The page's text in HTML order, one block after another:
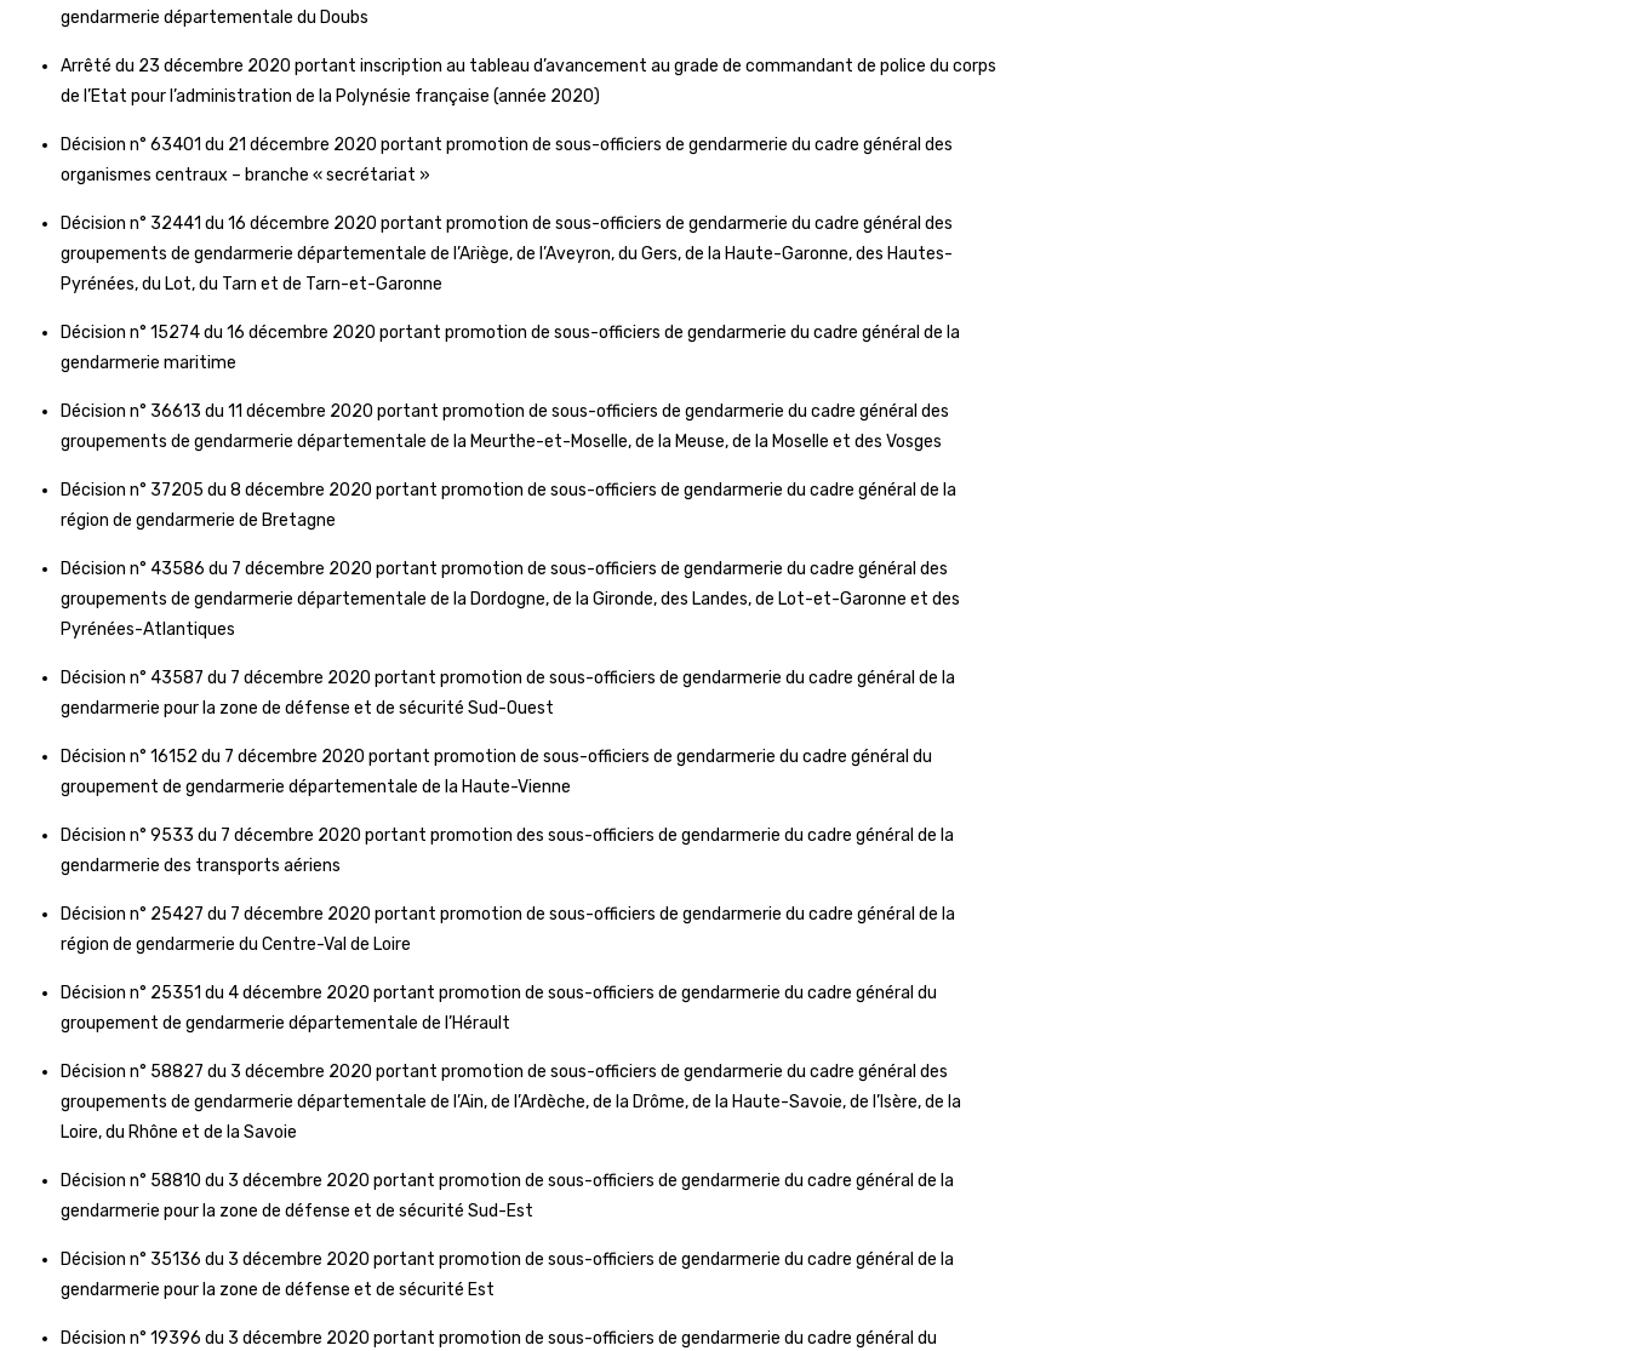
gendarmerie départementale du Doubs
Arrêté du 23 décembre 2020 portant inscription au tableau d’avancement au grade de commandant de police du corps
de l’Etat pour l’administration de la Polynésie française (année 2020)
Décision n° 63401 du 21 décembre 2020 portant promotion de sous-officiers de gendarmerie du cadre général des
organismes centraux – branche « secrétariat »
Décision n° 32441 du 16 décembre 2020 portant promotion de sous-officiers de gendarmerie du cadre général des
groupements de gendarmerie départementale de l’Ariège, de l’Aveyron, du Gers, de la Haute-Garonne, des Hautes-
Pyrénées, du Lot, du Tarn et de Tarn-et-Garonne
Décision n° 15274 du 16 décembre 2020 portant promotion de sous-officiers de gendarmerie du cadre général de la
gendarmerie maritime
Décision n° 36613 du 11 décembre 2020 portant promotion de sous-officiers de gendarmerie du cadre général des
groupements de gendarmerie départementale de la Meurthe-et-Moselle, de la Meuse, de la Moselle et des Vosges
Décision n° 37205 du 8 décembre 2020 portant promotion de sous-officiers de gendarmerie du cadre général de la
région de gendarmerie de Bretagne
Décision n° 43586 du 7 décembre 2020 portant promotion de sous-officiers de gendarmerie du cadre général des
groupements de gendarmerie départementale de la Dordogne, de la Gironde, des Landes, de Lot-et-Garonne et des
Pyrénées-Atlantiques
Décision n° 43587 du 7 décembre 2020 portant promotion de sous-officiers de gendarmerie du cadre général de la
gendarmerie pour la zone de défense et de sécurité Sud-Ouest
Décision n° 16152 du 7 décembre 2020 portant promotion de sous-officiers de gendarmerie du cadre général du
groupement de gendarmerie départementale de la Haute-Vienne
Décision n° 9533 du 7 décembre 2020 portant promotion des sous-officiers de gendarmerie du cadre général de la
gendarmerie des transports aériens
Décision n° 25427 du 7 décembre 2020 portant promotion de sous-officiers de gendarmerie du cadre général de la
région de gendarmerie du Centre-Val de Loire
Décision n° 25351 du 4 décembre 2020 portant promotion de sous-officiers de gendarmerie du cadre général du
groupement de gendarmerie départementale de l’Hérault
Décision n° 58827 du 3 décembre 2020 portant promotion de sous-officiers de gendarmerie du cadre général des
groupements de gendarmerie départementale de l’Ain, de l’Ardèche, de la Drôme, de la Haute-Savoie, de l’Isère, de la
Loire, du Rhône et de la Savoie
Décision n° 58810 du 3 décembre 2020 portant promotion de sous-officiers de gendarmerie du cadre général de la
gendarmerie pour la zone de défense et de sécurité Sud-Est
Décision n° 35136 du 3 décembre 2020 portant promotion de sous-officiers de gendarmerie du cadre général de la
gendarmerie pour la zone de défense et de sécurité Est
Décision n° 19396 du 3 décembre 2020 portant promotion de sous-officiers de gendarmerie du cadre général du